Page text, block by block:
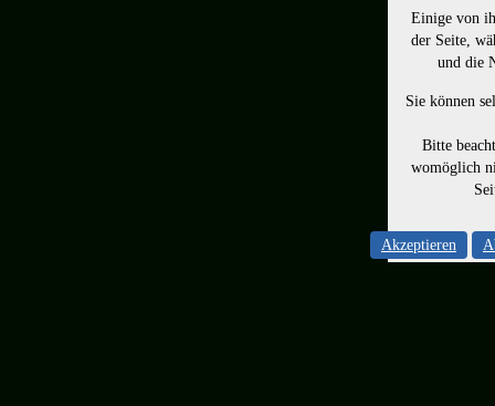
Einige von
der Seite,
und die
Sie können
Bitte
womöglich
Akzeptieren